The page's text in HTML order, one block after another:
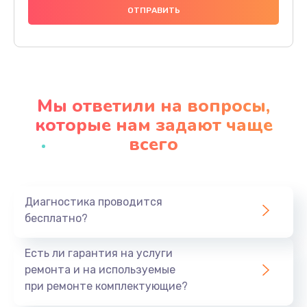
1000 руб.
Заказать
Профилактическая чистка
Заказать
Мы ответили на вопросы,
которые нам задают чаще
всего
Диагностика проводится
бесплатно?
Есть ли гарантия на услуги
ремонта и на используемые
при ремонте комплектующие?